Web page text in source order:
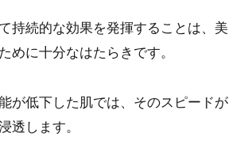
持続的な効果を発揮することは、美
めに十分なはたらきです。
が低下した肌では、そのスピードが
透します。